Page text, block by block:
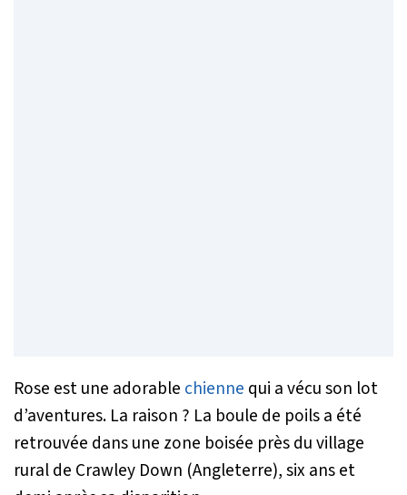
Rose est une adorable chienne qui a vécu son lot
d’aventures. La raison ? La boule de poils a été
retrouvée dans une zone boisée près du village
rural de Crawley Down (Angleterre), six ans et